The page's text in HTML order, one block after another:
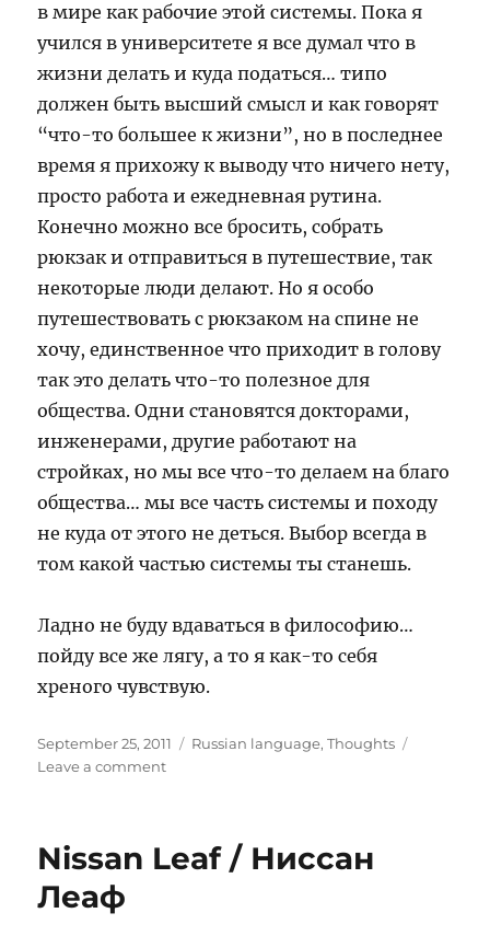
в мире как рабочие этой системы. Пока я
учился в университете я все думал что в
жизни делать и куда податься… типо
должен быть высший смысл и как говорят
“что-то большее к жизни”, но в последнее
время я прихожу к выводу что ничего нету,
просто работа и ежедневная рутина.
Конечно можно все бросить, собрать
рюкзак и отправиться в путешествие, так
некоторые люди делают. Но я особо
путешествовать с рюкзаком на спине не
хочу, единственное что приходит в голову
так это делать что-то полезное для
общества. Одни становятся докторами,
инженерами, другие работают на
стройках, но мы все что-то делаем на благо
общества… мы все часть системы и походу
не куда от этого не деться. Выбор всегда в
том какой частью системы ты станешь.
Ладно не буду вдаваться в философию…
пойду все же лягу, а то я как-то себя
хреного чувствую.
Posted
on
September 25, 2011 Categories
Russian language,Thoughts
Leave a commenton
все
Nissan Leaf / Ниссан
Леаф